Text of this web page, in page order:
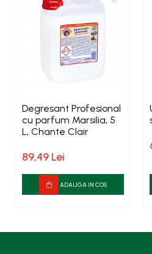
Degresant Profesional
cu parfum Marsilia, 5
L, Chante Clair
89,49 Lei
ADAUGA IN COS